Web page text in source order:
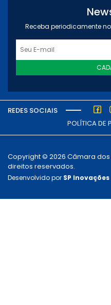
Receba periodicamente
REDES SOCIAIS
POLÍTICA DE
Copyright © 2026 Câmara
direitos reservados.
Desenvolvido por SP Inovações